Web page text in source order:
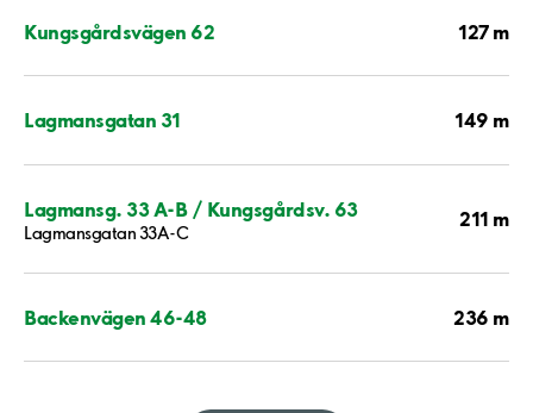
Kungsgårdsvägen 62 127 m
Lagmansgatan 31 149 m
Lagmansg. 33 A-B / Kungsgårdsv. 63
Lagmansgatan 33A-C
211 m
Backenvägen 46-48 236 m